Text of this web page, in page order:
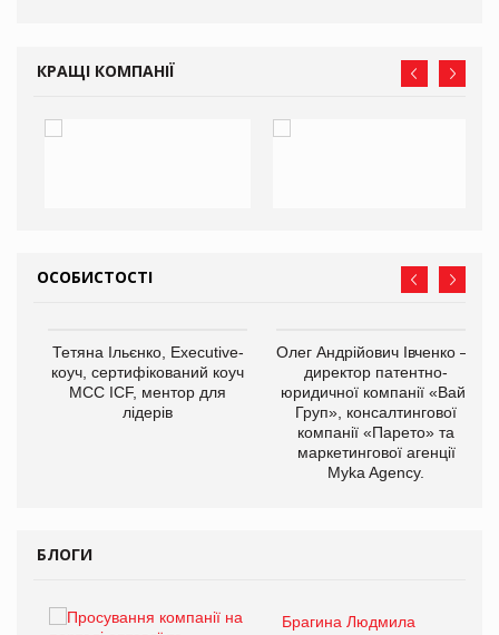
КРАЩІ КОМПАНІЇ
ОСОБИСТОСТІ
Тетяна Ільєнко, Executive-
коуч, сертифікований коуч
МСС ICF, ментор для
лідерів
Олег Андрійович Івченко —
директор патентно-
юридичної компанії «Вайз
Груп», консалтингової
компанії «Парето» та
маркетингової агенції
Myka Agency.
БЛОГИ
Брагина Людмила